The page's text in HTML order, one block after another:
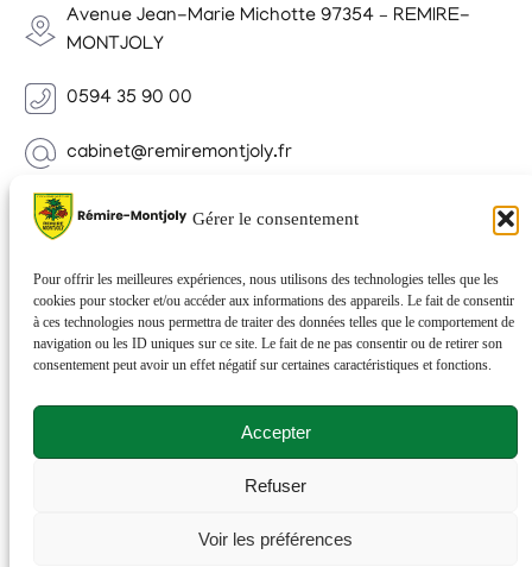
Gérer le consentement
Pour offrir les meilleures expériences, nous utilisons des technologies telles que les
cookies pour stocker et/ou accéder aux informations des appareils. Le fait de consentir
à ces technologies nous permettra de traiter des données telles que le comportement de
navigation ou les ID uniques sur ce site. Le fait de ne pas consentir ou de retirer son
consentement peut avoir un effet négatif sur certaines caractéristiques et fonctions.
Accepter
Refuser
Voir les préférences
Avenue Jean-Marie Michotte 97354 – REMIRE-
MONTJOLY
0594 35 90 00
cabinet@remiremontjoly.fr
Newsletter
nouvelles de votre commune.
réalisé parNetactions